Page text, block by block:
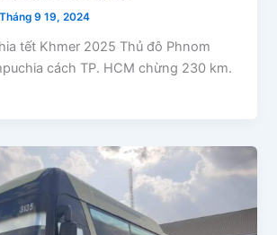
Tháng 9 19, 2024
tết Khmer 2025 Thủ đô Phnom
cách TP. HCM chừng 230 km.